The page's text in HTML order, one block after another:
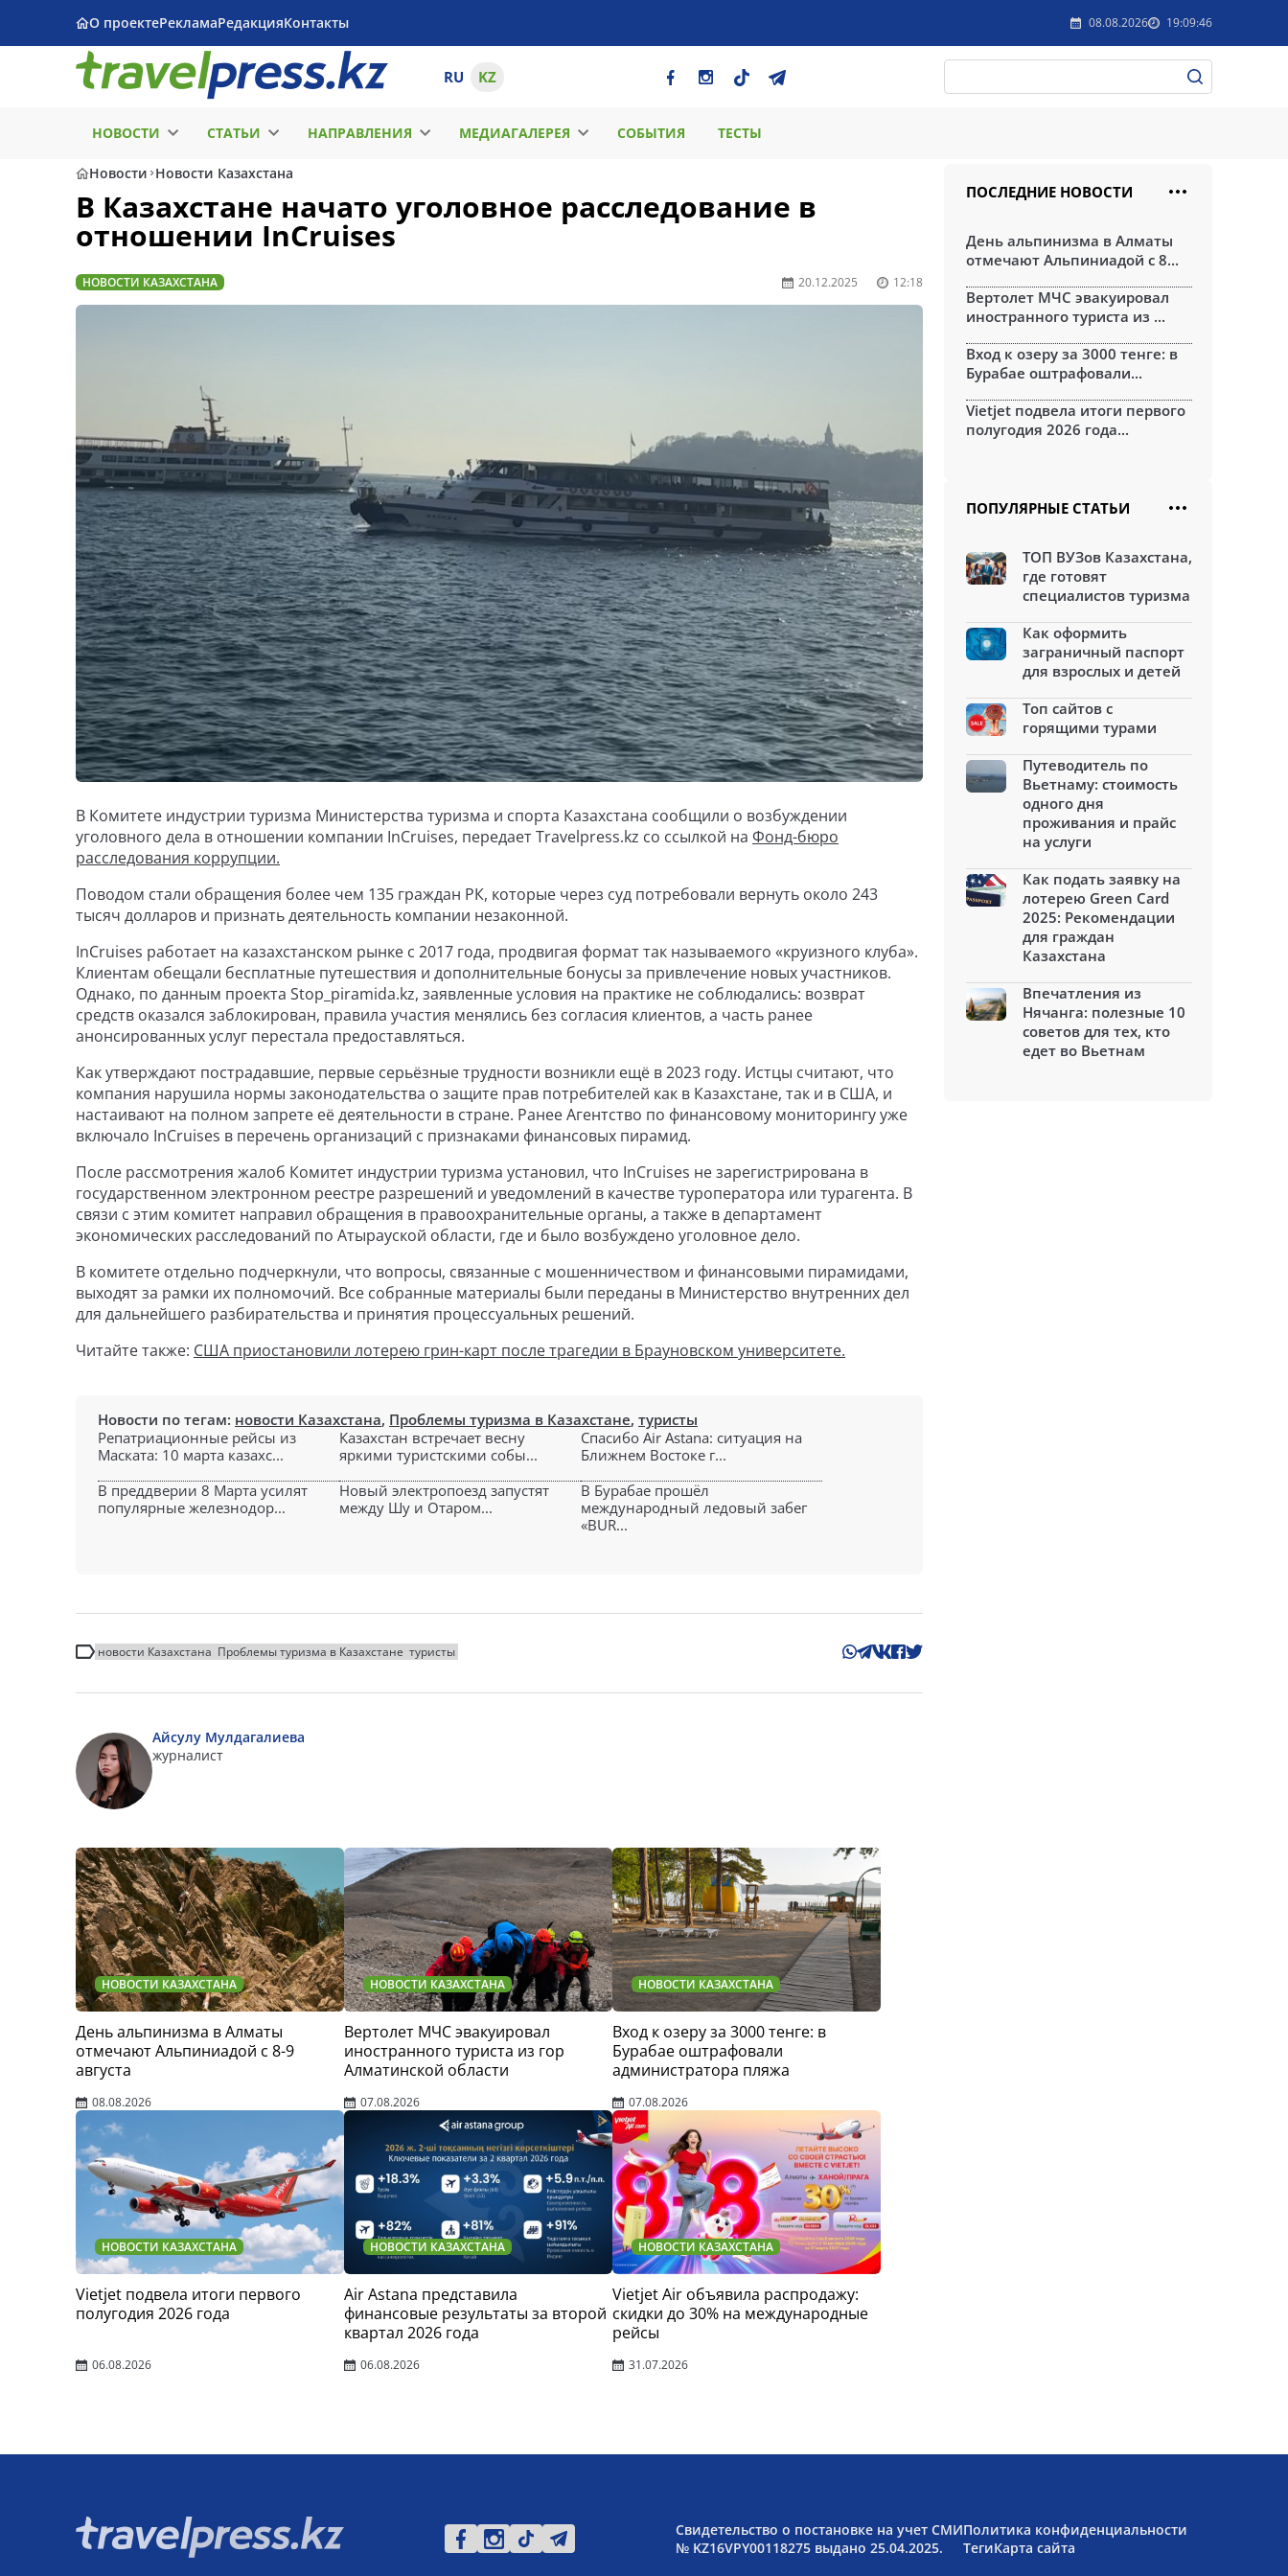
О проектеРекламаРедакцияКонтакты 08.08.2026 19:09:46
RU KZ
НОВОСТИ СТАТЬИ НАПРАВЛЕНИЯ МЕДИАГАЛЕРЕЯ СОБЫТИЯ ТЕСТЫ
Новости Новости Казахстана
В Казахстане начато уголовное расследование в
отношении InCruises
НОВОСТИ КАЗАХСТАНА 20.12.2025 12:18
В Комитете индустрии туризма Министерства туризма и спорта Казахстана сообщили о возбуждении
уголовного дела в отношении компании InCruises, передает Travelpress.kz со ссылкой на Фонд-бюро
расследования коррупции.
Поводом стали обращения более чем 135 граждан РК, которые через суд потребовали вернуть около 243
тысяч долларов и признать деятельность компании незаконной.
InCruises работает на казахстанском рынке с 2017 года, продвигая формат так называемого «круизного клуба».
Клиентам обещали бесплатные путешествия и дополнительные бонусы за привлечение новых участников.
Однако, по данным проекта Stop_piramida.kz, заявленные условия на практике не соблюдались: возврат
средств оказался заблокирован, правила участия менялись без согласия клиентов, а часть ранее
анонсированных услуг перестала предоставляться.
Как утверждают пострадавшие, первые серьёзные трудности возникли ещё в 2023 году. Истцы считают, что
компания нарушила нормы законодательства о защите прав потребителей как в Казахстане, так и в США, и
настаивают на полном запрете её деятельности в стране. Ранее Агентство по финансовому мониторингу уже
включало InCruises в перечень организаций с признаками финансовых пирамид.
После рассмотрения жалоб Комитет индустрии туризма установил, что InCruises не зарегистрирована в
государственном электронном реестре разрешений и уведомлений в качестве туроператора или турагента. В
связи с этим комитет направил обращения в правоохранительные органы, а также в департамент
экономических расследований по Атырауской области, где и было возбуждено уголовное дело.
В комитете отдельно подчеркнули, что вопросы, связанные с мошенничеством и финансовыми пирамидами,
выходят за рамки их полномочий. Все собранные материалы были переданы в Министерство внутренних дел
для дальнейшего разбирательства и принятия процессуальных решений.
Читайте также: США приостановили лотерею грин-карт после трагедии в Брауновском университете.
Новости по тегам: новости Казахстана, Проблемы туризма в Казахстане, туристы
Репатриационные рейсы из
Маската: 10 марта казахс...
Казахстан встречает весну
яркими туристскими собы...
Спасибо Air Astana: ситуация на
Ближнем Востоке г...
В преддверии 8 Марта усилят
популярные железнодор...
Новый электропоезд запустят
между Шу и Отаром...
В Бурабае прошёл
международный ледовый забег
«BUR...
новости Казахстана Проблемы туризма в Казахстане туристы
Айсулу Мулдагалиева
журналист
НОВОСТИ КАЗАХСТАНА
День альпинизма в Алматы
отмечают Альпиниадой с 8-9
августа
08.08.2026
НОВОСТИ КАЗАХСТАНА
Вертолет МЧС эвакуировал
иностранного туриста из гор
Алматинской области
07.08.2026
НОВОСТИ КАЗАХСТАНА
Вход к озеру за 3000 тенге: в
Бурабае оштрафовали
администратора пляжа
07.08.2026
НОВОСТИ КАЗАХСТАНА
Vietjet подвела итоги первого
полугодия 2026 года
06.08.2026
НОВОСТИ КАЗАХСТАНА
Air Astana представила
финансовые результаты за второй
квартал 2026 года
06.08.2026
НОВОСТИ КАЗАХСТАНА
Vietjet Air объявила распродажу:
скидки до 30% на международные
рейсы
31.07.2026
ПОСЛЕДНИЕ НОВОСТИ
День альпинизма в Алматы
отмечают Альпиниадой с 8...
Вертолет МЧС эвакуировал
иностранного туриста из ...
Вход к озеру за 3000 тенге: в
Бурабае оштрафовали...
Vietjet подвела итоги первого
полугодия 2026 года...
ПОПУЛЯРНЫЕ СТАТЬИ
ТОП ВУЗов Казахстана,
где готовят
специалистов туризма
Как оформить
заграничный паспорт
для взрослых и детей
Топ сайтов с
горящими турами
Путеводитель по
Вьетнаму: стоимость
одного дня
проживания и прайс
на услуги
Как подать заявку на
лотерею Green Card
2025: Рекомендации
для граждан
Казахстана
Впечатления из
Нячанга: полезные 10
советов для тех, кто
едет во Вьетнам
Свидетельство о постановке на учет СМИ
№ KZ16VPY00118275 выдано 25.04.2025.
Политика конфиденциальности
ТегиКарта сайта